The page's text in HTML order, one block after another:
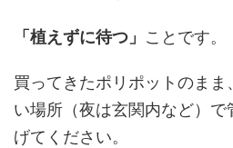
「植えずに待つ」 ことです。
買ってきたポリポットのま
い場所（夜は玄関内など）
げてください。